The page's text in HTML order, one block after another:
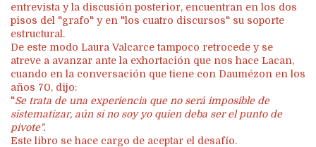
entrevista y la discusión posterior, encuentran en los dos
pisos del "grafo" y en "los cuatro discursos" su soporte
estructural.
De este modo Laura Valcarce tampoco retrocede y se
atreve a avanzar ante la exhortación que nos hace Lacan,
cuando en la conversación que tiene con Daumézon en los
años 70, dijo:
"Se trata de una experiencia que no será imposible de
sistematizar, aún si no soy yo quien deba ser el punto de
pivote".
Este libro se hace cargo de aceptar el desafío.